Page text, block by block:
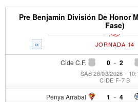
Pre Benjamin División De Honor
Fase)
« JORNADA 14
Cide C.F. 0 - 2
SÁB 28/03/2026 -
CIDE F-7 B
Penya Arrabal 1 - 4